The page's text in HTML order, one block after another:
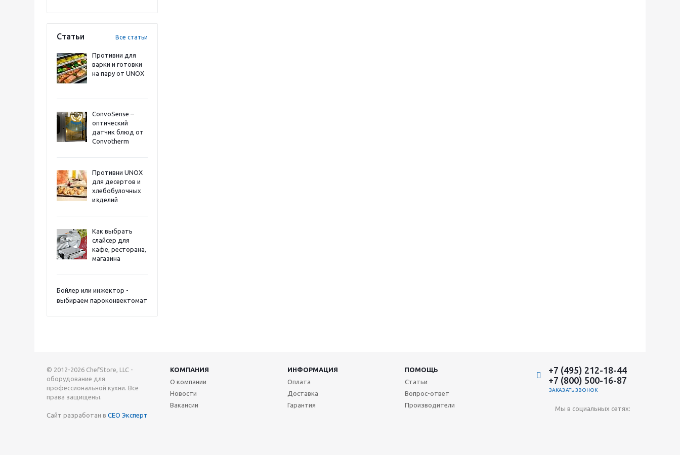
Статьи Все статьи
Противни для
варки и готовки
на пару от UNOX
ConvoSense –
оптический
датчик блюд от
Convotherm
Противни UNOX
для десертов и
хлебобулочных
изделий
Как выбрать
слайсер для
кафе, ресторана,
магазина
Бойлер или инжектор -
выбираем пароконвектомат
© 2012-2026 ChefStore, LLC -
оборудование для
профессиональной кухни. Все
права защищены.
Сайт разработан в СЕО Эксперт
КОМПАНИЯ ИНФОРМАЦИЯ
ПОМОЩЬ
О компании
Новости
Вакансии
Оплата
Доставка
Гарантия
Статьи
Вопрос-ответ
Производители
+7 (495) 212-18-44
+7 (800) 500-16-87
ЗАКАЗАТЬ ЗВОНОК
Мы в социальных сетях: